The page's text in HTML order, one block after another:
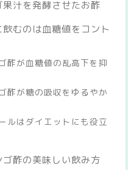
汁を発酵させたお酢
むのは血糖値をコント
酢が血糖値の乱高下を抑
酢が糖の吸収をゆるやか
ルはダイエットにも役立
酢の美味しい飲み方